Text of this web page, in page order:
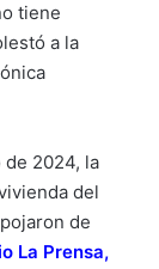
tiene
a la
de 2024, la
del
de
La Prensa,